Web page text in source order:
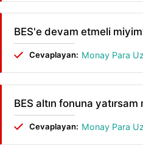
BES'e devam etmeli
Cevaplayan: Monay Para
BES altın fonuna yatırsam
Cevaplayan: Monay Para